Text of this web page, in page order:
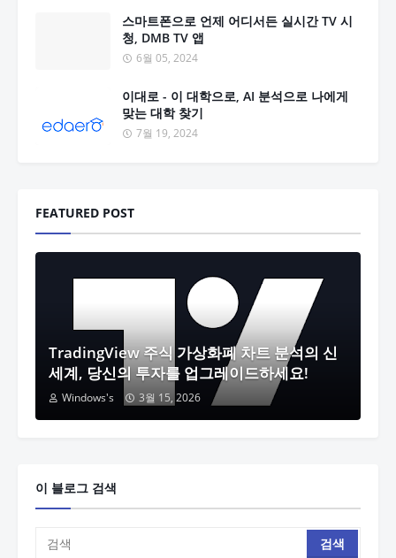
스마트폰으로 언제 어디서든 실시간 TV 시
청, DMB TV 앱
6월 05, 2024
이대로 - 이 대학으로, AI 분석으로 나에게
맞는 대학 찾기
7월 19, 2024
FEATURED POST
TradingView 주식 가상화폐 차트 분석의 신
세계, 당신의 투자를 업그레이드하세요!
Windows's 3월 15, 2026
이 블로그 검색